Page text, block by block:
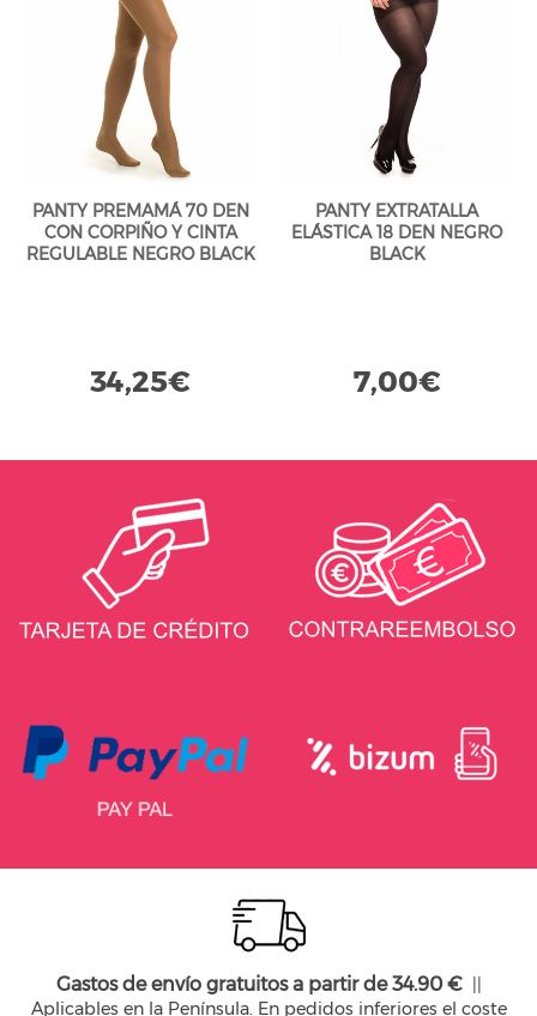
PANTY PREMAMÁ 70 DEN
CON CORPIÑO Y CINTA
REGULABLE NEGRO BLACK
34,25€
PANTY EXTRATALLA
ELÁSTICA 18 DEN NEGRO
BLACK
7,00€
Gastos de envío gratuitos a partir de 34.90 €
Aplicables en la Península. En pedidos inferiores el coste